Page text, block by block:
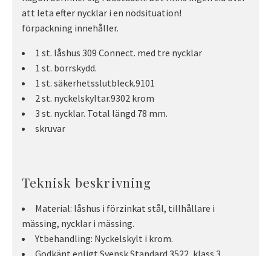
att leta efter nycklar i en nödsituation!
förpackning innehåller.
1 st. låshus 309 Connect. med tre nycklar
1 st. borrskydd.
1 st. säkerhetsslutbleck.9101
2 st. nyckelskyltar.9302 krom
3 st. nycklar. Total längd 78 mm.
skruvar
Teknisk beskrivning
Material: låshus i förzinkat stål, tillhållare i
mässing, nycklar i mässing.
Ytbehandling: Nyckelskylt i krom.
Godkänt enligt Svensk Standard 3522, klass 3.